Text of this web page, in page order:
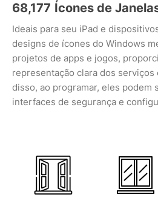
68,177 Ícones de
Ideais para seu iPad e
designs de ícones do Windows
projetos de apps e jogos,
representação clara dos serviços
disso, ao programar, eles podem
interfaces de segurança e